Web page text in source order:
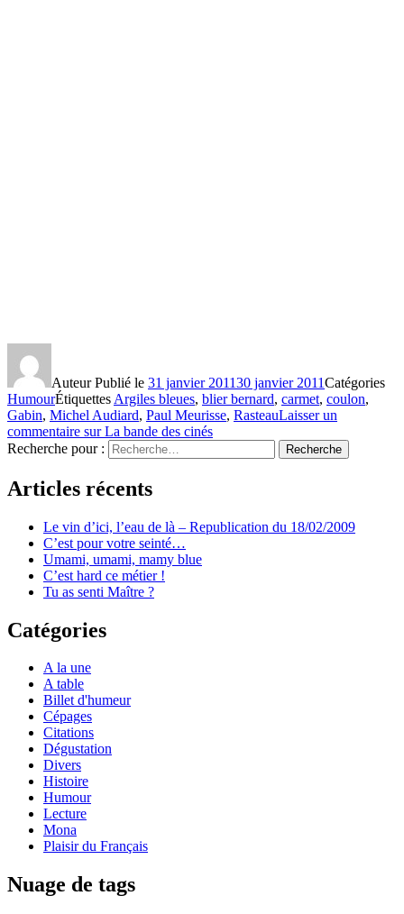
AuteurPublié le 31 janvier 201130 janvier 2011Catégories
HumourÉtiquettes Argiles bleues, blier bernard, carmet, coulon,
Gabin, Michel Audiard, Paul Meurisse, RasteauLaisser un
commentaire sur La bande des cinés
Recherche pour :
Recherche
Articles récents
Le vin d’ici, l’eau de là – Republication du 18/02/2009
C’est pour votre seinté…
Umami, umami, mamy blue
C’est hard ce métier !
Tu as senti Maître ?
Catégories
A la une
A table
Billet d'humeur
Cépages
Citations
Dégustation
Divers
Histoire
Humour
Lecture
Mona
Plaisir du Français
Nuage de tags